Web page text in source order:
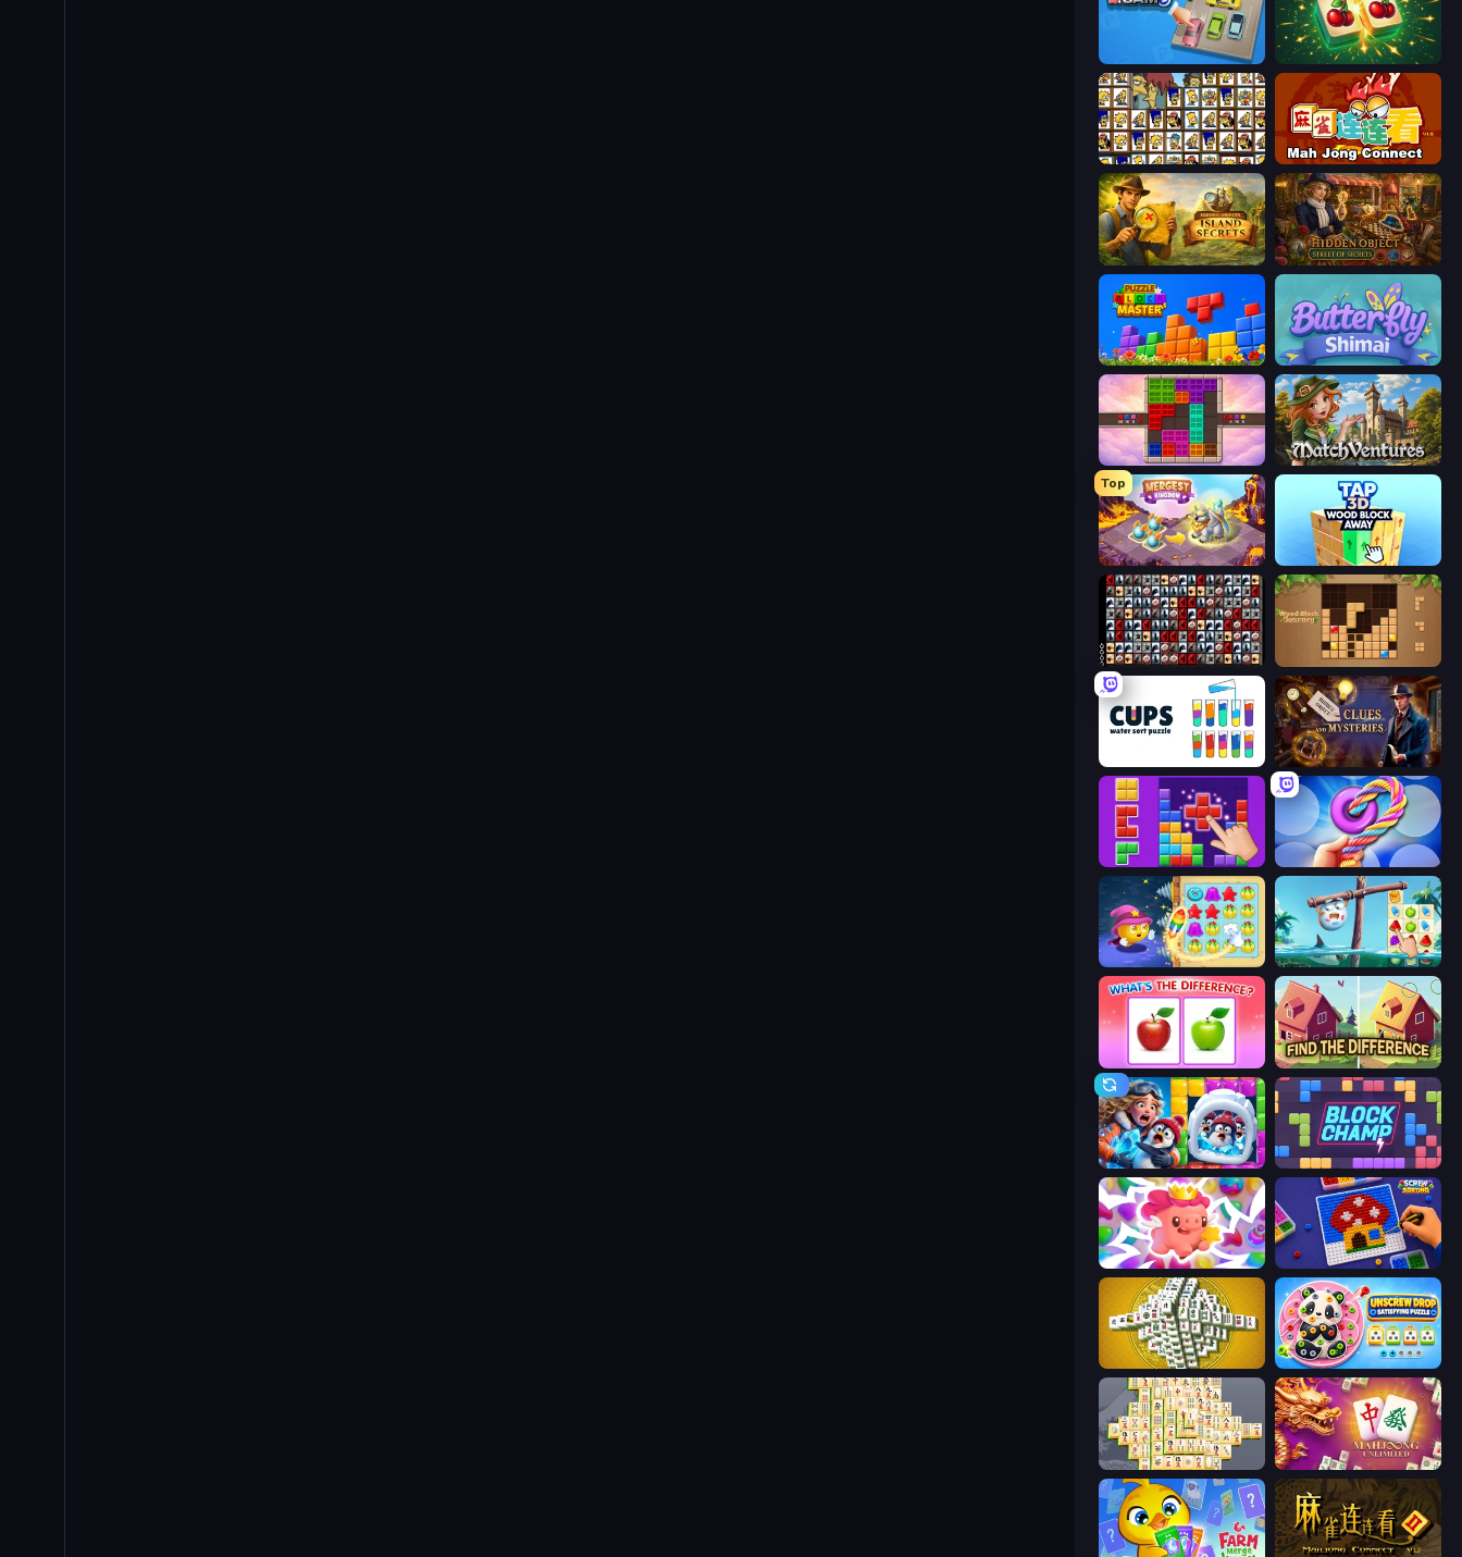
Mahjong Puzzle: Tile Match
Tiles of the Simpsons Mahjong Connect (Legacy)
Hidden Objects: Island Secrets Hidden Object: Street Of Secrets
Puzzle Block Master Butterfly Shimai
Color Cube Puzzle MatchVentures
Top
Mergest Kingdom
War Mahjong Wood Block Journey
Cups - Water Sort Puzzle Hidden Object: Clues and Mysteries
BlockBuster Puzzle Twisted Tangle
Candy Riddles Sugar Heroes
What's The Difference? Find The Difference
Captain Blast Block Champ
Match Arena Screw Sorting
Mahjong Tower Unscrew Drop: Satisfying Puzzle
Mahjong Online Mahjong Unlimited